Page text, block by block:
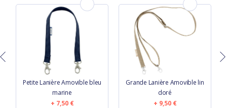
Petite Lanière Amovible bleu
marine
7,50 €
Grande Lanière Amovible lin
doré
9,50 €